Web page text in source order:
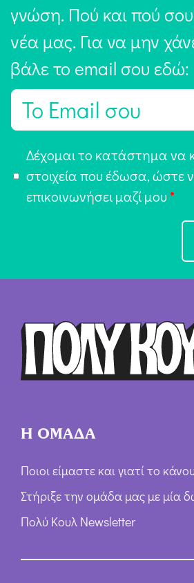
γνώση. Πού και πού
νέα μας. Για να μην
βάλε το email σου εδώ:
E
π
ή
Δέχομαι το κατάστημα να
στοιχεία που έδωσα, ώστε
επικοινωνήσει μαζί μου *
Η ΟΜΑΔΑ
Ποιοι είμαστε και γιατί το
Στήριξε την ομάδα μας με μία
Πολύ Κουλ Newsletter